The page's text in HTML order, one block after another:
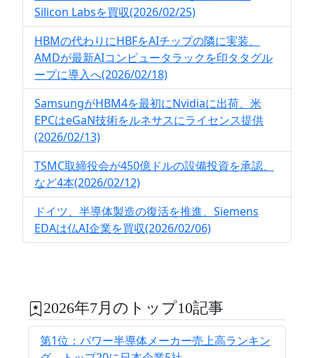
Silicon Labsを買収(2026/02/25)
HBMの代わりにHBFをAIチップの隣に実装、
AMDが最新AIコンピュータラックを印タタグル
ープに導入へ(2026/02/18)
SamsungがHBM4を最初にNvidiaに出荷、米
EPCはeGaN技術をルネサスにライセンス提供
(2026/02/13)
TSMC取締役会が450億ドルの設備投資を承認、
など4本(2026/02/12)
ドイツ、半導体製造の復活を推進、Siemens
EDAは仏AI企業を買収(2026/02/06)
2026年7月のトップ10記事
第1位：パワー半導体メーカー売上高ランキン